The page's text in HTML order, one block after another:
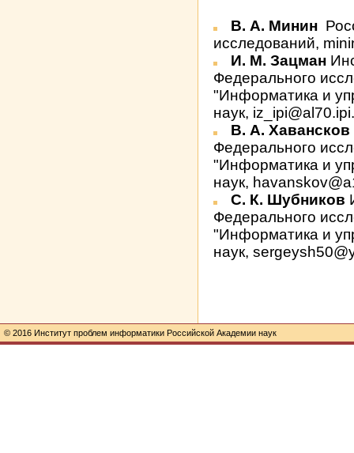
В. А. Минин
исследований,
И. М. Зацман
Федерального
"Информатика и
наук,
В. А. Хавансков
Федерального
"Информатика и
наук,
С. К. Шубников
Федерального
"Информатика и
наук,
© 2016 Институт проблем информатики Российской Академии наук